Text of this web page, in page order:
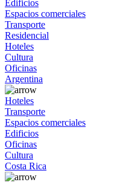
Edificios
Espacios comerciales
Transporte
Residencial
Hoteles
Cultura
Oficinas
Argentina
Hoteles
Transporte
Espacios comerciales
Edificios
Oficinas
Cultura
Costa Rica